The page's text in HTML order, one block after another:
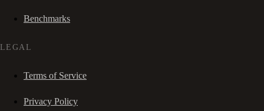
Benchmarks
LEGAL
Terms of Service
Privacy Policy